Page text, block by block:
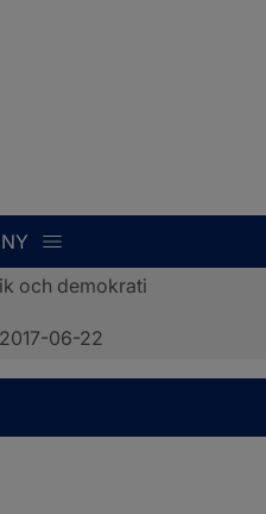
och demokrati
06-22